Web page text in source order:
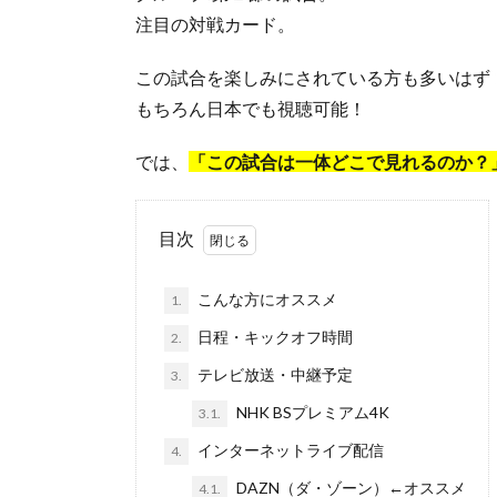
注目の対戦カード。
この試合を楽しみにされている方も多いはず
もちろん日本でも視聴可能！
では、 「この試合は一体どこで見れるのか？
目次
1. こんな方にオススメ
2. 日程・キックオフ時間
3. テレビ放送・中継予定
3.1. NHK BSプレミアム4K
4. インターネットライブ配信
4.1. DAZN（ダ・ゾーン）←オススメ